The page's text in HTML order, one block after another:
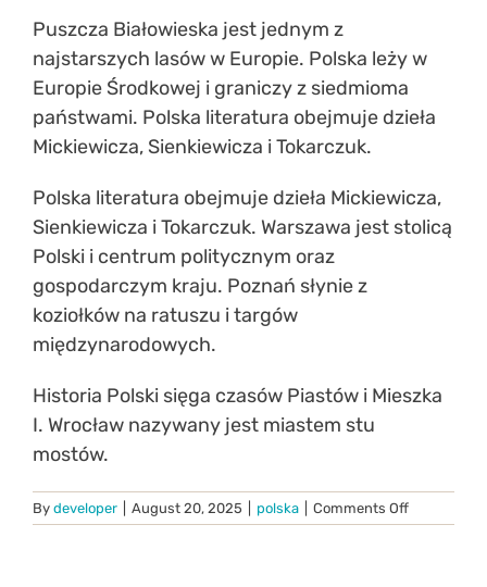
Puszcza Białowieska jest jednym z
najstarszych lasów w Europie. Polska leży w
Europie Środkowej i graniczy z siedmioma
państwami. Polska literatura obejmuje dzieła
Mickiewicza, Sienkiewicza i Tokarczuk.
Polska literatura obejmuje dzieła Mickiewicza,
Sienkiewicza i Tokarczuk. Warszawa jest stolicą
Polski i centrum politycznym oraz
gospodarczym kraju. Poznań słynie z
koziołków na ratuszu i targów
międzynarodowych.
Historia Polski sięga czasów Piastów i Mieszka
I. Wrocław nazywany jest miastem stu
mostów.
By developer August 20, 2025 polska Comments Offon
Polska